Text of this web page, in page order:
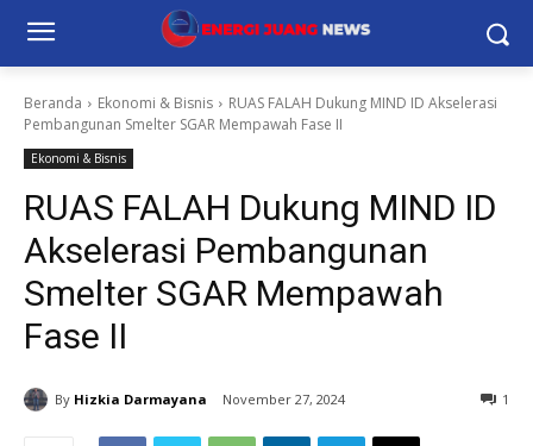
Beranda Ekonomi & Bisnis
RUAS FALAH Dukung MIND ID Akselerasi
Pembangunan Smelter SGAR Mempawah Fase II
Ekonomi & Bisnis
RUAS FALAH Dukung MIND ID
Akselerasi Pembangunan
Smelter SGAR Mempawah
Fase II
By Hizkia Darmayana November 27, 2024 1